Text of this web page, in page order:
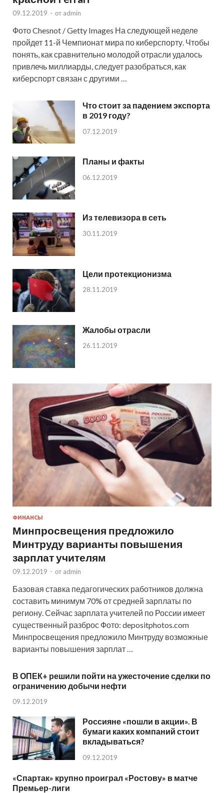
09.12.2019 - от admin
Фото Chesnot / Getty Images На следующей неделе
пройдет 11-й Чемпионат мира по киберспорту. Чтобы
понять, как сравнительно молодой отрасли удалось
привлечь миллиарды, следует разобраться, как
киберспорт связан с другими …
Что стоит за падением экспорта
в 2019 году?
07.12.2019
Планы и факты
06.12.2019
Из телевизора в сеть
30.11.2019
Цели протекционизма
28.11.2019
Жалобы отрасли
26.11.2019
ФИНАНСЫ
Минпросвещения предложило
Минтруду варианты повышения
зарплат учителям
09.12.2019 - от admin
Базовая ставка педагогических работников должна
составить минимум 70% от средней зарплаты по
региону. Сейчас зарплата учителей по России имеет
существенный разброс Фото: depositphotos.com
Минпросвещения предложило Минтруду возможные
варианты повышения зарплат …
В ОПЕК+ решили пойти на ужесточение сделки по
ограничению добычи нефти
09.12.2019
Россияне «пошли в акции». В
бумаги каких компаний стоит
вкладываться?
09.12.2019
«Спартак» крупно проиграл «Ростову» в матче
Премьер-лиги